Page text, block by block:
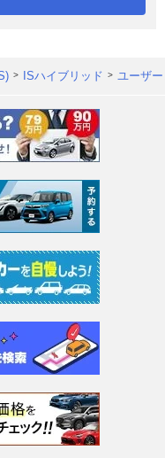
ISハイブリッド ユーザ